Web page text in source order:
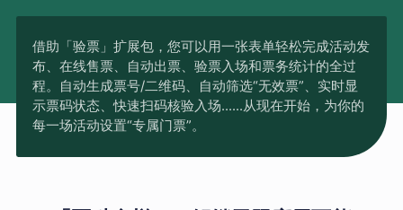
借助「验票」扩展包，您可以用一张表单轻松完成活动发
布、在线售票、自动出票、验票入场和票务统计的全过
程。自动生成票号/二维码、自动筛选“无效票”、实时显
示票码状态、快速扫码核验入场......从现在开始，为你的
每一场活动设置“专属门票”。